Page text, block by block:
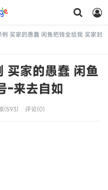
买家的愚蠢 闲鱼把钱全给我 买家封
买家的愚蠢 闲鱼
-来去自如
(593) 评论(0)